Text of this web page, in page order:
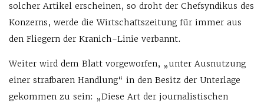
solcher Artikel erscheinen, so droht der Chefsyndikus des
Konzerns, werde die Wirtschaftszeitung für immer aus
den Fliegern der Kranich-Linie verbannt.
Weiter wird dem Blatt vorgeworfen, „unter Ausnutzung
einer strafbaren Handlung“ in den Besitz der Unterlage
gekommen zu sein: „Diese Art der journalistischen